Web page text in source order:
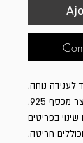
לענידה נוחה.
מכסף 925.
בפריטים
חריטה.